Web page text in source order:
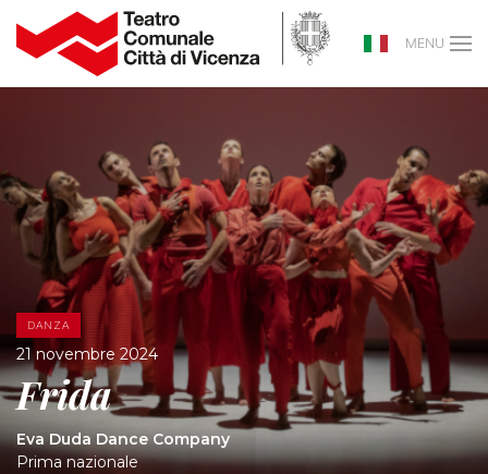
MENU
DANZA
21 novembre 2024
Frida
Eva Duda Dance Company
Prima nazionale